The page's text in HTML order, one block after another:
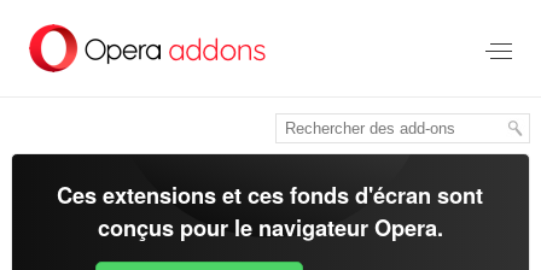
contenu
Ces extensions et ces fonds d'écran sont
conçus pour le navigateur Opera.